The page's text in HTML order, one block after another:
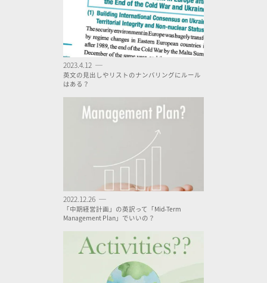
2023.4.12 ─
英文の見出しやリストのナンバリングにルール
はある？
2022.12.26 ─
「中期経営計画」の英訳って「Mid-Term
Management Plan」でいいの？